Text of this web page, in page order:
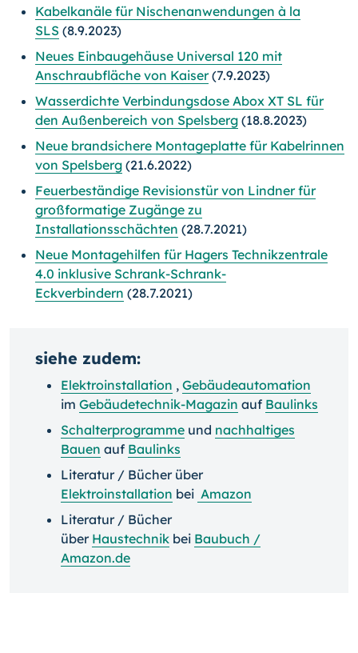
Kabelkanäle für Nischenanwendungen à la
SLS (8.9.2023)
Neues Einbaugehäuse Universal 120 mit
Anschraubfläche von Kaiser(7.9.2023)
Wasserdichte Verbindungsdose Abox XT SL für
den Außenbereich von Spelsberg (18.8.2023)
Neue brandsichere Montageplatte für Kabelrinnen
von Spelsberg (21.6.2022)
Feuerbeständige Revisionstür von Lindner für
großformatige Zugänge zu
Installationsschächten (28.7.2021)
Neue Montagehilfen für Hagers Technikzentrale
4.0 inklusive Schrank-Schrank-
Eckverbindern (28.7.2021)
siehe zudem:
Elektroinstallation , Gebäudeautomation
im Gebäudetechnik-Magazin auf Baulinks
Schalterprogramme und nachhaltiges
Bauen auf Baulinks
Literatur / Bücher über
Elektroinstallation bei Amazon
Literatur / Bücher
über Haustechnik bei Baubuch /
Amazon.de